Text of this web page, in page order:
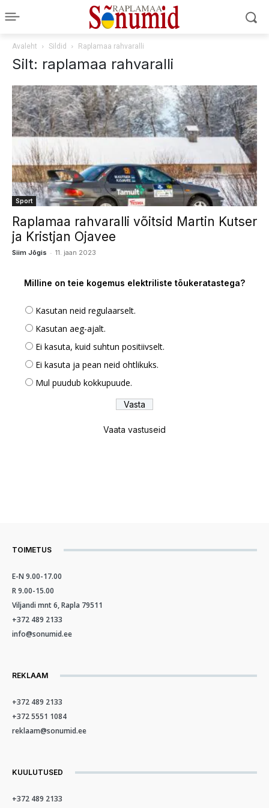
Avaleht Sildid Raplamaa rahvaralli
Silt: raplamaa rahvaralli
Sport
Raplamaa rahvaralli võitsid Martin Kutser
ja Kristjan Ojavee
Siim Jõgis - 11. jaan 2023
Milline on teie kogemus elektriliste tõukeratastega?
Kasutan neid regulaarselt.
Kasutan aeg-ajalt.
Ei kasuta, kuid suhtun positiivselt.
Ei kasuta ja pean neid ohtlikuks.
Mul puudub kokkupuude.
Vaata vastuseid
TOIMETUS
E-N 9.00-17.00
R 9.00-15.00
Viljandi mnt 6, Rapla 79511
+372 489 2133
info@sonumid.ee
REKLAAM
+372 489 2133
+372 5551 1084
reklaam@sonumid.ee
KUULUTUSED
+372 489 2133